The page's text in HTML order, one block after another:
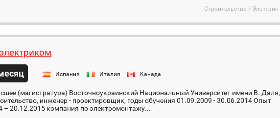
Строительство / Электрик
Испания Италия Канада
(магистратура) Восточноукраинский Национальный Университет имени В. Даля,
инженер - проектировщик, годы обучения 01.09.2009 - 30.06.2014 Опыт
– 20.12.2015 компания по электромонтажу...